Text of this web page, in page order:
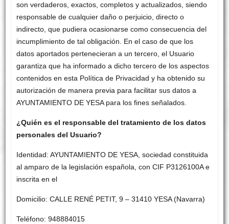
son verdaderos, exactos, completos y actualizados, siendo
responsable de cualquier daño o perjuicio, directo o
indirecto, que pudiera ocasionarse como consecuencia del
incumplimiento de tal obligación. En el caso de que los
datos aportados pertenecieran a un tercero, el Usuario
garantiza que ha informado a dicho tercero de los aspectos
contenidos en esta Política de Privacidad y ha obtenido su
autorización de manera previa para facilitar sus datos a
AYUNTAMIENTO DE YESA para los fines señalados.
¿Quién es el responsable del tratamiento de los datos
personales del Usuario?
Identidad: AYUNTAMIENTO DE YESA, sociedad constituida
al amparo de la legislación española, con CIF P3126100A e
inscrita en el
Domicilio: CALLE RENÉ PETIT, 9 – 31410 YESA (Navarra)
Teléfono: 948884015